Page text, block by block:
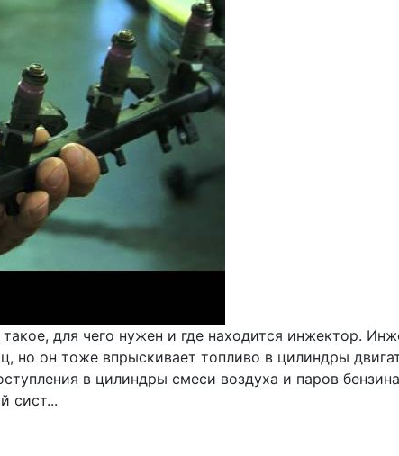
для чего нужен и где находится инжектор.
он тоже впрыскивает топливо в цилиндры
в цилиндры смеси воздуха и паров
сист...